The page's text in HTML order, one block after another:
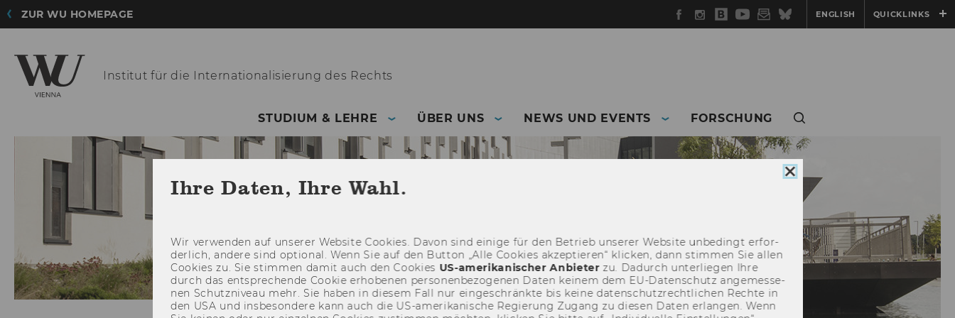
ZUR WU HOMEPAGE Facebook
Instagram
WU
Blog
YouTube
Newsletter
BlueskyENGLISH QUICKLINKS
Institut für die Internationalisierung des Rechts
STUDIUM & LEHRE ÜBER UNS NEWS UND EVENTS FORSCHUNG
Cookie
Consent
schließen
Ihre Daten, Ihre Wahl.
Wir ver­wen­den auf un­se­rer Web­site Coo­kies. Davon sind ei­ni­ge für den Be­trieb un­se­rer Web­site un­be­dingt er­for­
der­lich, an­de­re sind op­tio­nal. Wenn Sie auf den But­ton „Alle Coo­kies ak­zep­tie­ren“ kli­cken, dann stim­men Sie allen
Coo­kies zu. Sie stim­men damit auch den Coo­kies US-​amerikanischer An­bie­terzu. Da­durch un­ter­lie­gen Ihre
durch das ent­spre­chen­de Coo­kie er­ho­be­nen per­so­nen­be­zo­ge­nen Daten kei­nem dem EU-​Datenschutz an­ge­mes­se­
nen Schutz­ni­veau mehr. Sie haben in die­sem Fall nur ein­ge­schränk­te bis keine da­ten­schutz­recht­li­chen Rech­te in
den USA und ins­be­son­de­re kann auch die US-​amerikanische Re­gie­rung Zu­gang zu die­sen Daten er­lan­gen. Wenn